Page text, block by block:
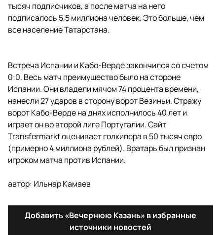
тысяч подписчиков, а после матча на него
подписалось 5,5 миллиона человек. Это больше, чем
все население Татарстана.
Встреча Испании и Кабо-Верде закончился со счетом
0:0. Весь матч преимущество было на стороне
Испании. Они владели мячом 74 процента времени,
нанесли 27 ударов в сторону ворот Везиньи. Стражу
ворот Кабо-Верде на днях исполнилось 40 лет и
играет он во второй лиге Португалии. Сайт
Transfermarkt оценивает голкипера в 50 тысяч евро
(примерно 4 миллиона рублей). Вратарь был признан
игроком матча против Испании.
автор: Ильнар Камаев
Добавить «Вечернюю Казань» в избранные
источники новостей